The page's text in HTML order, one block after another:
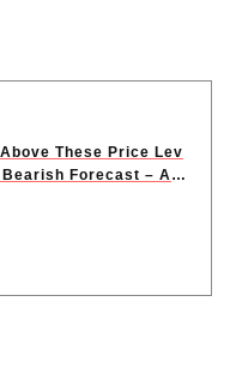
These Price Lev
Forecast – An